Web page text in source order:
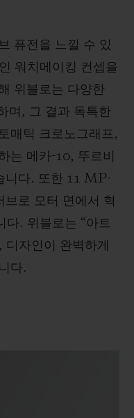
퓨전을 느낄 수 있
워치메이킹 컨셉을
위블로는 다양한
며, 그 결과 독특한
매틱 크로노그래프,
는 메카-10, 뚜르비
니다. 또한 11 MP-
로 모터 면에서 혁
다. 위블로는 “아트
자인이 완벽하게
다.